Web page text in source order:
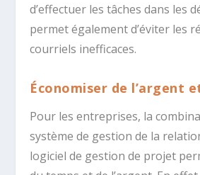
d’effectuer les tâches dans les
permet également d’éviter les
courriels inefficaces.
Économiser de l’argent
Pour les entreprises, la
système de gestion de la
logiciel de gestion de projet